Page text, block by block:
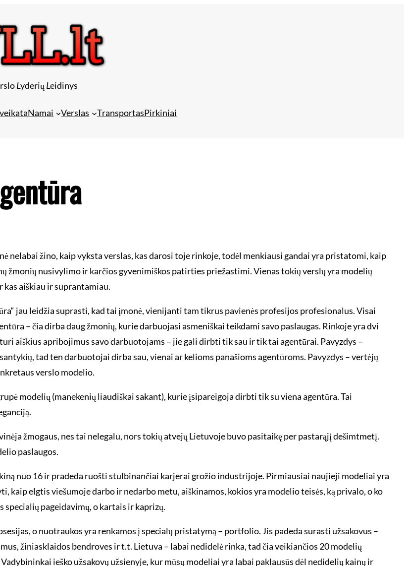
Lyderių Leidinys
Namai Verslas TransportasPirkiniai
nelabai žino, kaip vyksta verslas, kas darosi toje rinkoje, todėl menkiausi gandai yra pristatomi, kaip
žmonių nusivylimo ir karčios gyvenimiškos patirties priežastimi. Vienas tokių verslų yra modelių
kas aiškiau ir suprantamiau.
jau leidžia suprasti, kad tai įmonė, vienijanti tam tikrus pavienės profesijos profesionalus. Visai
– čia dirba daug žmonių, kurie darbuojasi asmeniškai teikdami savo paslaugas. Rinkoje yra dvi
aiškius apribojimus savo darbuotojams – jie gali dirbti tik sau ir tik tai agentūrai. Pavyzdys –
tad ten darbuotojai dirba sau, vienai ar kelioms panašioms agentūroms. Pavyzdys – vertėjų
verslo modelio.
modelių (manekenių liaudiškai sakant), kurie įsipareigoja dirbti tik su viena agentūra. Tai
žmogaus, nes tai nelegalu, nors tokių atvejų Lietuvoje buvo pasitaikę per pastarąjį dešimtmetį.
paslaugos.
nuo 16 ir pradeda ruošti stulbinančiai karjerai grožio industrijoje. Pirmiausiai naujieji modeliai yra
kaip elgtis viešumoje darbo ir nedarbo metu, aiškinamos, kokios yra modelio teisės, ką privalo, o ko
pageidavimų, o kartais ir kaprizų.
o nuotraukos yra renkamos į specialų pristatymą – portfolio. Jis padeda surasti užsakovus –
žiniasklaidos bendroves ir t.t. Lietuva – labai nedidelė rinka, tad čia veikiančios 20 modelių
ieško užsakovų užsienyje, kur mūsų modeliai yra labai paklausūs dėl nedidelių kainų ir